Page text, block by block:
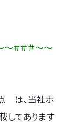
～＃＃＃～～
は、当社ホ
してあります